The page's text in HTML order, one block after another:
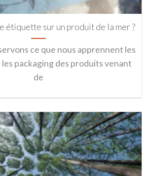
étiquette sur un produit de la mer ?
ce que nous apprennent les
packaging des produits venant
de